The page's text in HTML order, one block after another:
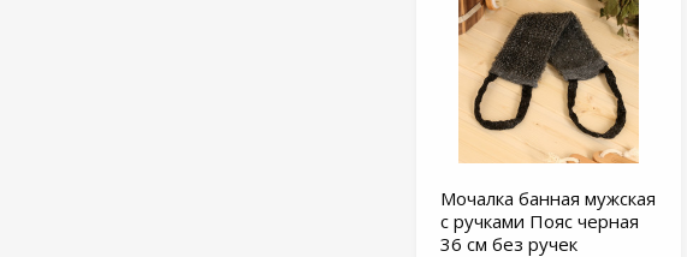
Мочалка банная мужская
с ручками Пояс черная
36 см без ручек